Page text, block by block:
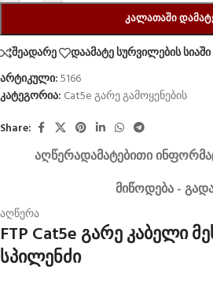
ᲙᲐᲚᲐᲗᲐᲨᲘ
შეადარე
დაამატე სურვილების სიაში
არტიკული:5166
კატეგორია: Cat5e გარე გამოყენების
Share:
ᲐᲦᲬᲔᲠᲐᲓᲐᲛᲐᲢᲔᲑᲘᲗᲘ
ᲛᲘᲬᲝᲓᲔᲑᲐ -
აღწერა
FTP Cat5e გარე კაბელი
სპილენძი